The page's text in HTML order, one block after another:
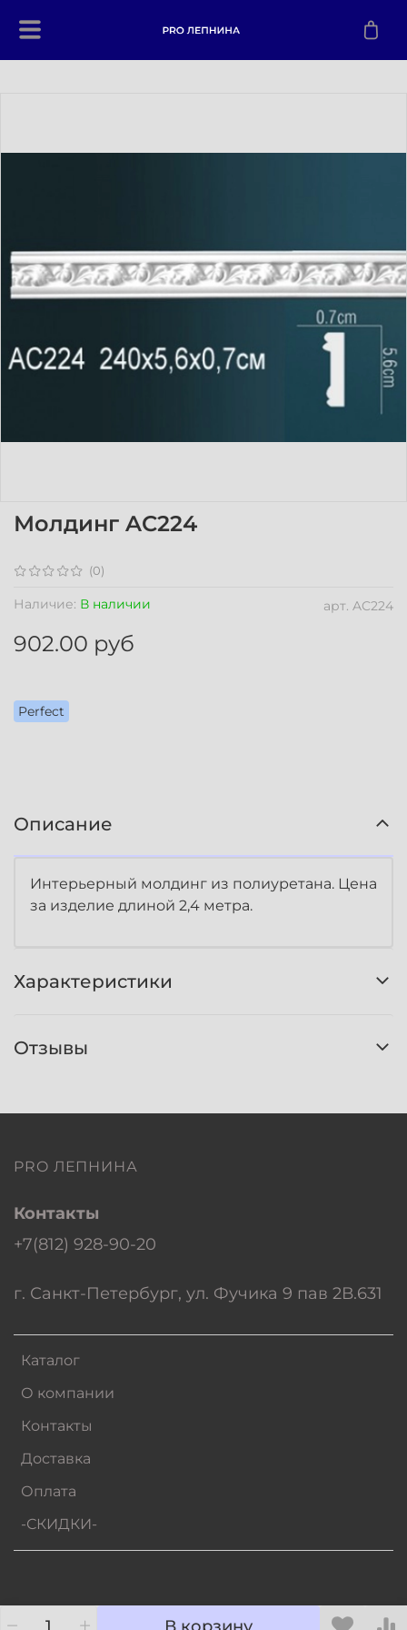
(0)
арт. AC224
Наличие: В наличии
Perfect
Молдинг AC224
902.00 руб
Описание
Интерьерный молдинг из полиуретана. Цена
за изделие длиной 2,4 метра.
Характеристики
Отзывы
PRO ЛЕПНИНА
Каталог
О компании
Контакты
Доставка
Оплата
-СКИДКИ-
Контакты
+7(812) 928-90-20
г. Санкт-Петербург, ул. Фучика 9 пав 2В.631